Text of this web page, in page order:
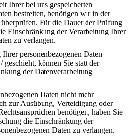
Ihrer bei uns gespeicherten
bestreiten, benötigen wir in der
Für die Dauer der Prüfung
Einschränkung der Verarbeitung Ihrer
zu verlangen.
personenbezogenen Daten
geschieht, können Sie statt der
der Datenverarbeitung
Daten nicht mehr
zur Ausübung, Verteidigung oder
benötigen, haben Sie
die Einschränkung der
Daten zu verlangen.